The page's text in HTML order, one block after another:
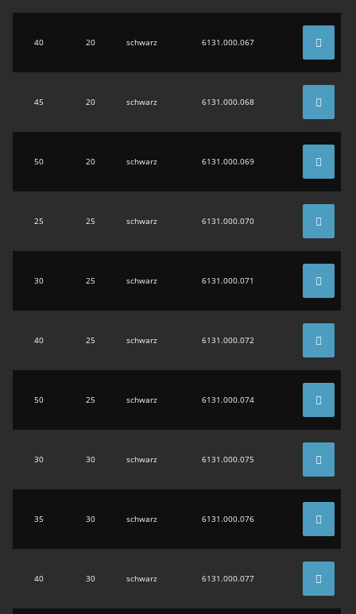
40 20 schwarz 6131.000.067
45 20 schwarz 6131.000.068
50 20 schwarz 6131.000.069
25 25 schwarz 6131.000.070
30 25 schwarz 6131.000.071
40 25 schwarz 6131.000.072
50 25 schwarz 6131.000.074
30 30 schwarz 6131.000.075
35 30 schwarz 6131.000.076
40 30 schwarz 6131.000.077